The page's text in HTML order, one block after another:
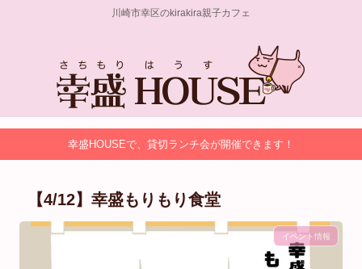
川崎市幸区のkirakira親子カフェ
幸盛HOUSEで、貸切ランチ会が開催できます！
【4/12】幸盛もりもり食堂
イベント情報